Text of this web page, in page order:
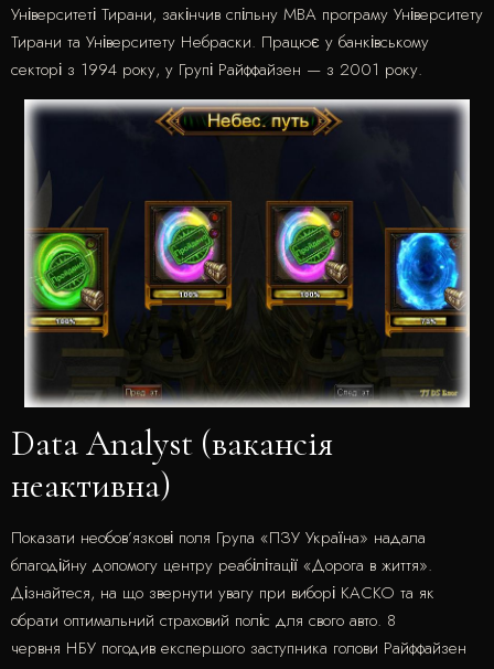
Університеті Тирани, закінчив спільну MBA програму Університету
Тирани та Університету Небраски. Працює у банківському
секторі з 1994 року, у Групі Райффайзен — з 2001 року.
Data Analyst (вакансія
неактивна)
Показати необов’язкові поля Група «ПЗУ Україна» надала
благодійну допомогу центру реабілітації «Дорога в життя».
Дізнайтеся, на що звернути увагу при виборі КАСКО та як
обрати оптимальний страховий поліс для свого авто. 8
червня НБУ погодив експершого заступника голови Райффайзен